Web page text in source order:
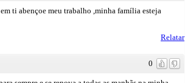
ti abençoe meu trabalho ,minha família esteja
Relatar
0